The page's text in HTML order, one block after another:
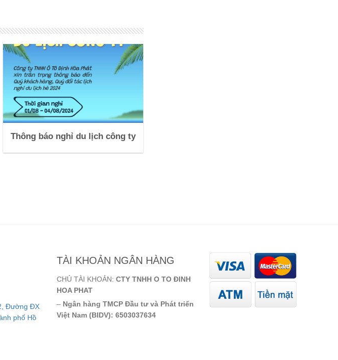
Thông báo nghỉ du lịch công ty
Đường ĐX
phố Hồ
TÀI KHOẢN NGÂN HÀNG
CHỦ TÀI KHOẢN: CTY TNHH O TO ĐINH
HOA PHAT
– Ngân hàng TMCP Đầu tư và Phát triển
Việt Nam (BIDV): 6503037634